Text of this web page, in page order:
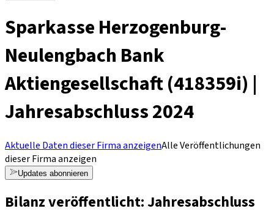
Sparkasse Herzogenburg-
Neulengbach Bank
Aktiengesellschaft (418359i) |
Jahresabschluss 2024
Aktuelle Daten dieser Firma anzeigenAlle Veröffentlichungen
dieser Firma anzeigen
Updates abonnieren
Bilanz veröffentlicht: Jahresabschluss